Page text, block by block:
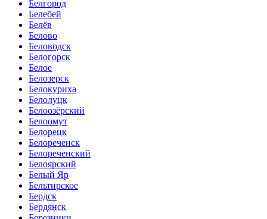
Белгород
Белебей
Белёв
Белово
Беловодск
Белогорск
Белое
Белозерск
Белокуриха
Белолуцк
Белоозёрский
Белоомут
Белорецк
Белореченск
Белореченский
Белоярский
Белый Яр
Бельтирское
Бердск
Бердянск